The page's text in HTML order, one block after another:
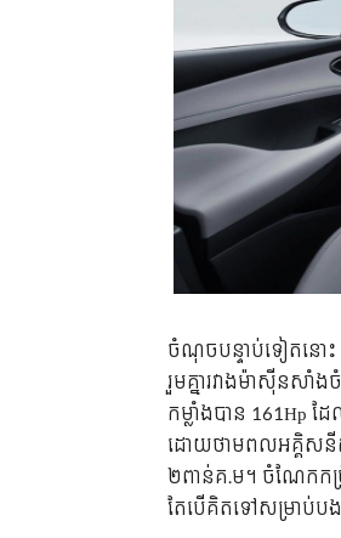
ចំណុចបន្ទាប់ទៀតនោះ
រួមគ្នារវាងម៉ាស៊ីន
កម្លាំងបាន 161Hp
ដោយថាមពលអគ្គិសនី
២ពាន់គ.ម។ ចំណែកក
តែបើគិតទៅសម្រាប់ប